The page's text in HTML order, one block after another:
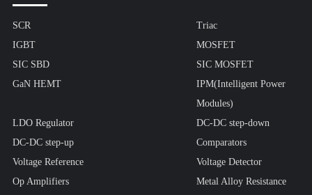
SCR
Triac
IGBT
MOSFET
SIC SBD
SIC MOSFET
GaN HEMT
IPM(Intelligent Power
Modules)
LDO Regulator
DC-DC step-down
DC-DC step-up
Comparators
Voltage Reference
Voltage Detector
Op Amplifiers
Metal Alloy Resistance